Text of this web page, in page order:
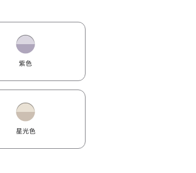
紫色
星光色